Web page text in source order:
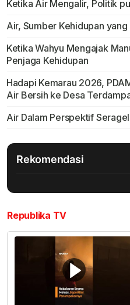
Ketika Air Mengalir, Politik
Air, Sumber Kehidupan yang
Ketika Wahyu Mengajak
Penjaga Kehidupan
Hadapi Kemarau 2026,
Air Bersih ke Desa
Air Dalam Perspektif
Rekomendasi
Republika TV